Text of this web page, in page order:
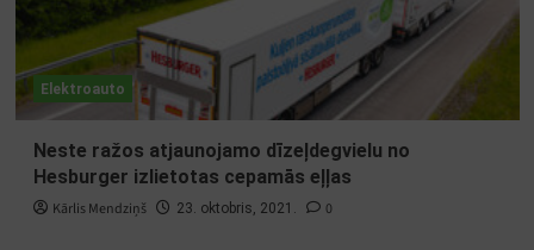
Elektroauto
Neste ražos atjaunojamo dīzeļdegvielu no
Hesburger izlietotas cepamās eļļas
Kārlis Mendziņš 23. oktobris, 2021. 0